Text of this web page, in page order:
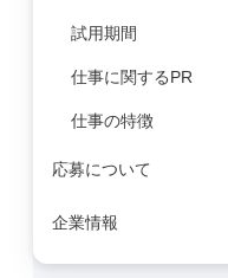
試用期間
仕事に関するPR
仕事の特徴
応募について
企業情報